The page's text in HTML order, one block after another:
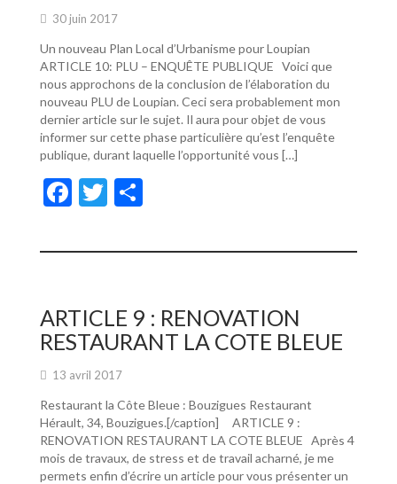
30 juin 2017
Un nouveau Plan Local d’Urbanisme pour Loupian
ARTICLE 10: PLU – ENQUÊTE PUBLIQUE Voici que
nous approchons de la conclusion de l’élaboration du
nouveau PLU de Loupian. Ceci sera probablement mon
dernier article sur le sujet. Il aura pour objet de vous
informer sur cette phase particulière qu’est l’enquête
publique, durant laquelle l’opportunité vous […]
F
e
o
o
k
T
itt ta
er
ARTICLE 9 : RENOVATION
RESTAURANT LA COTE BLEUE
13 avril 2017
Restaurant la Côte Bleue : Bouzigues Restaurant
Hérault, 34, Bouzigues.[/caption] ARTICLE 9 :
RENOVATION RESTAURANT LA COTE BLEUE Après 4
mois de travaux, de stress et de travail acharné, je me
permets enfin d’écrire un article pour vous présenter un